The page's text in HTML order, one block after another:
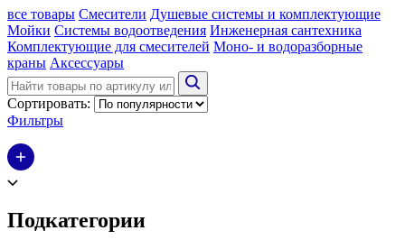
все товары Смесители Душевые системы и комплектующие
Мойки Системы водоотведения Инженерная сантехника
Комплектующие для смесителей Моно- и водоразборные
краны Аксессуары
Сортировать:
Фильтры
Подкатегории